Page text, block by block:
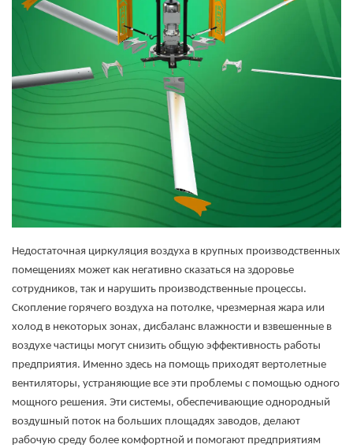
Недостаточная циркуляция воздуха в крупных производственных
помещениях может как негативно сказаться на здоровье
сотрудников, так и нарушить производственные процессы.
Скопление горячего воздуха на потолке, чрезмерная жара или
холод в некоторых зонах, дисбаланс влажности и взвешенные в
воздухе частицы могут снизить общую эффективность работы
предприятия. Именно здесь на помощь приходят вертолетные
вентиляторы, устраняющие все эти проблемы с помощью одного
мощного решения. Эти системы, обеспечивающие однородный
воздушный поток на больших площадях заводов, делают
рабочую среду более комфортной и помогают предприятиям